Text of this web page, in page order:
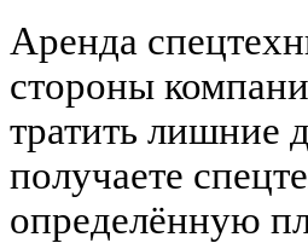
Аренда
стороны
тратить лишние
получаете
определённую